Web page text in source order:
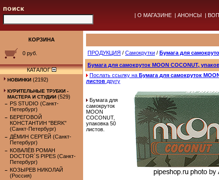
| О МАГАЗИНЕ | АНОНСЫ |
КОРЗИНА
0 руб.
КАТАЛОГ
НОВИНКИ (2192)
КУРИТЕЛЬНЫЕ ТРУБКИ -
МАСТЕРА И СТУДИИ (529)
PS STUDIO (Санкт-
Петербург)
БЕРЕГОВОЙ
КОНСТАНТИН "BERK"
(Санкт-Петербург)
ДЁМИН СЕРГЕЙ (Санкт-
Петербург)
КОВАЛЁВ РОМАН
DOCTOR`S PIPES (Санкт-
Петербург)
КОЗЫРЕВ НИКОЛАЙ
(Россия)
ПРОДУКЦИЯ / Самокрутки / Бумага для
Бумага для самокруток MOON COCONUT,
Послать ссылку на Бумага для самокруток
листов другу
Бумага для
самокруток
MOON
COCONUT,
упаковка 50
листов.